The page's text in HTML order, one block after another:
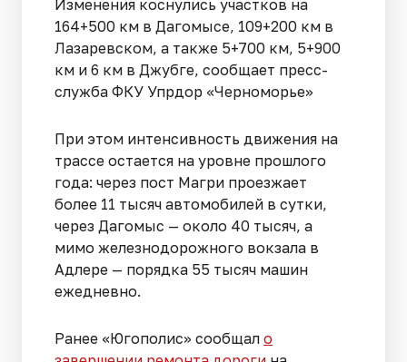
Изменения коснулись участков на
164+500 км в Дагомысе, 109+200 км в
Лазаревском, а также 5+700 км, 5+900
км и 6 км в Джубге, сообщает пресс-
служба ФКУ Упрдор «Черноморье»
При этом интенсивность движения на
трассе остается на уровне прошлого
года: через пост Магри проезжает
более 11 тысяч автомобилей в сутки,
через Дагомыс — около 40 тысяч, а
мимо железнодорожного вокзала в
Адлере — порядка 55 тысяч машин
ежедневно.
Ранее «Югополис» сообщал о